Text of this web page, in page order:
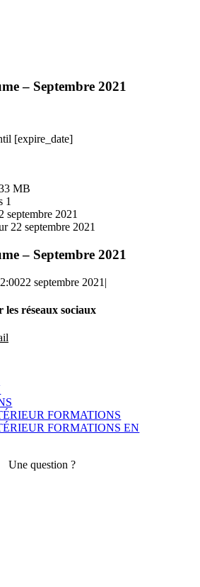
– Septembre 2021
[expire_date]
MB
1
septembre 2021
22 septembre 2021
– Septembre 2021
22 septembre 2021 |
les réseaux sociaux
FORMATIONS
FORMATIONS EN
Une question ?